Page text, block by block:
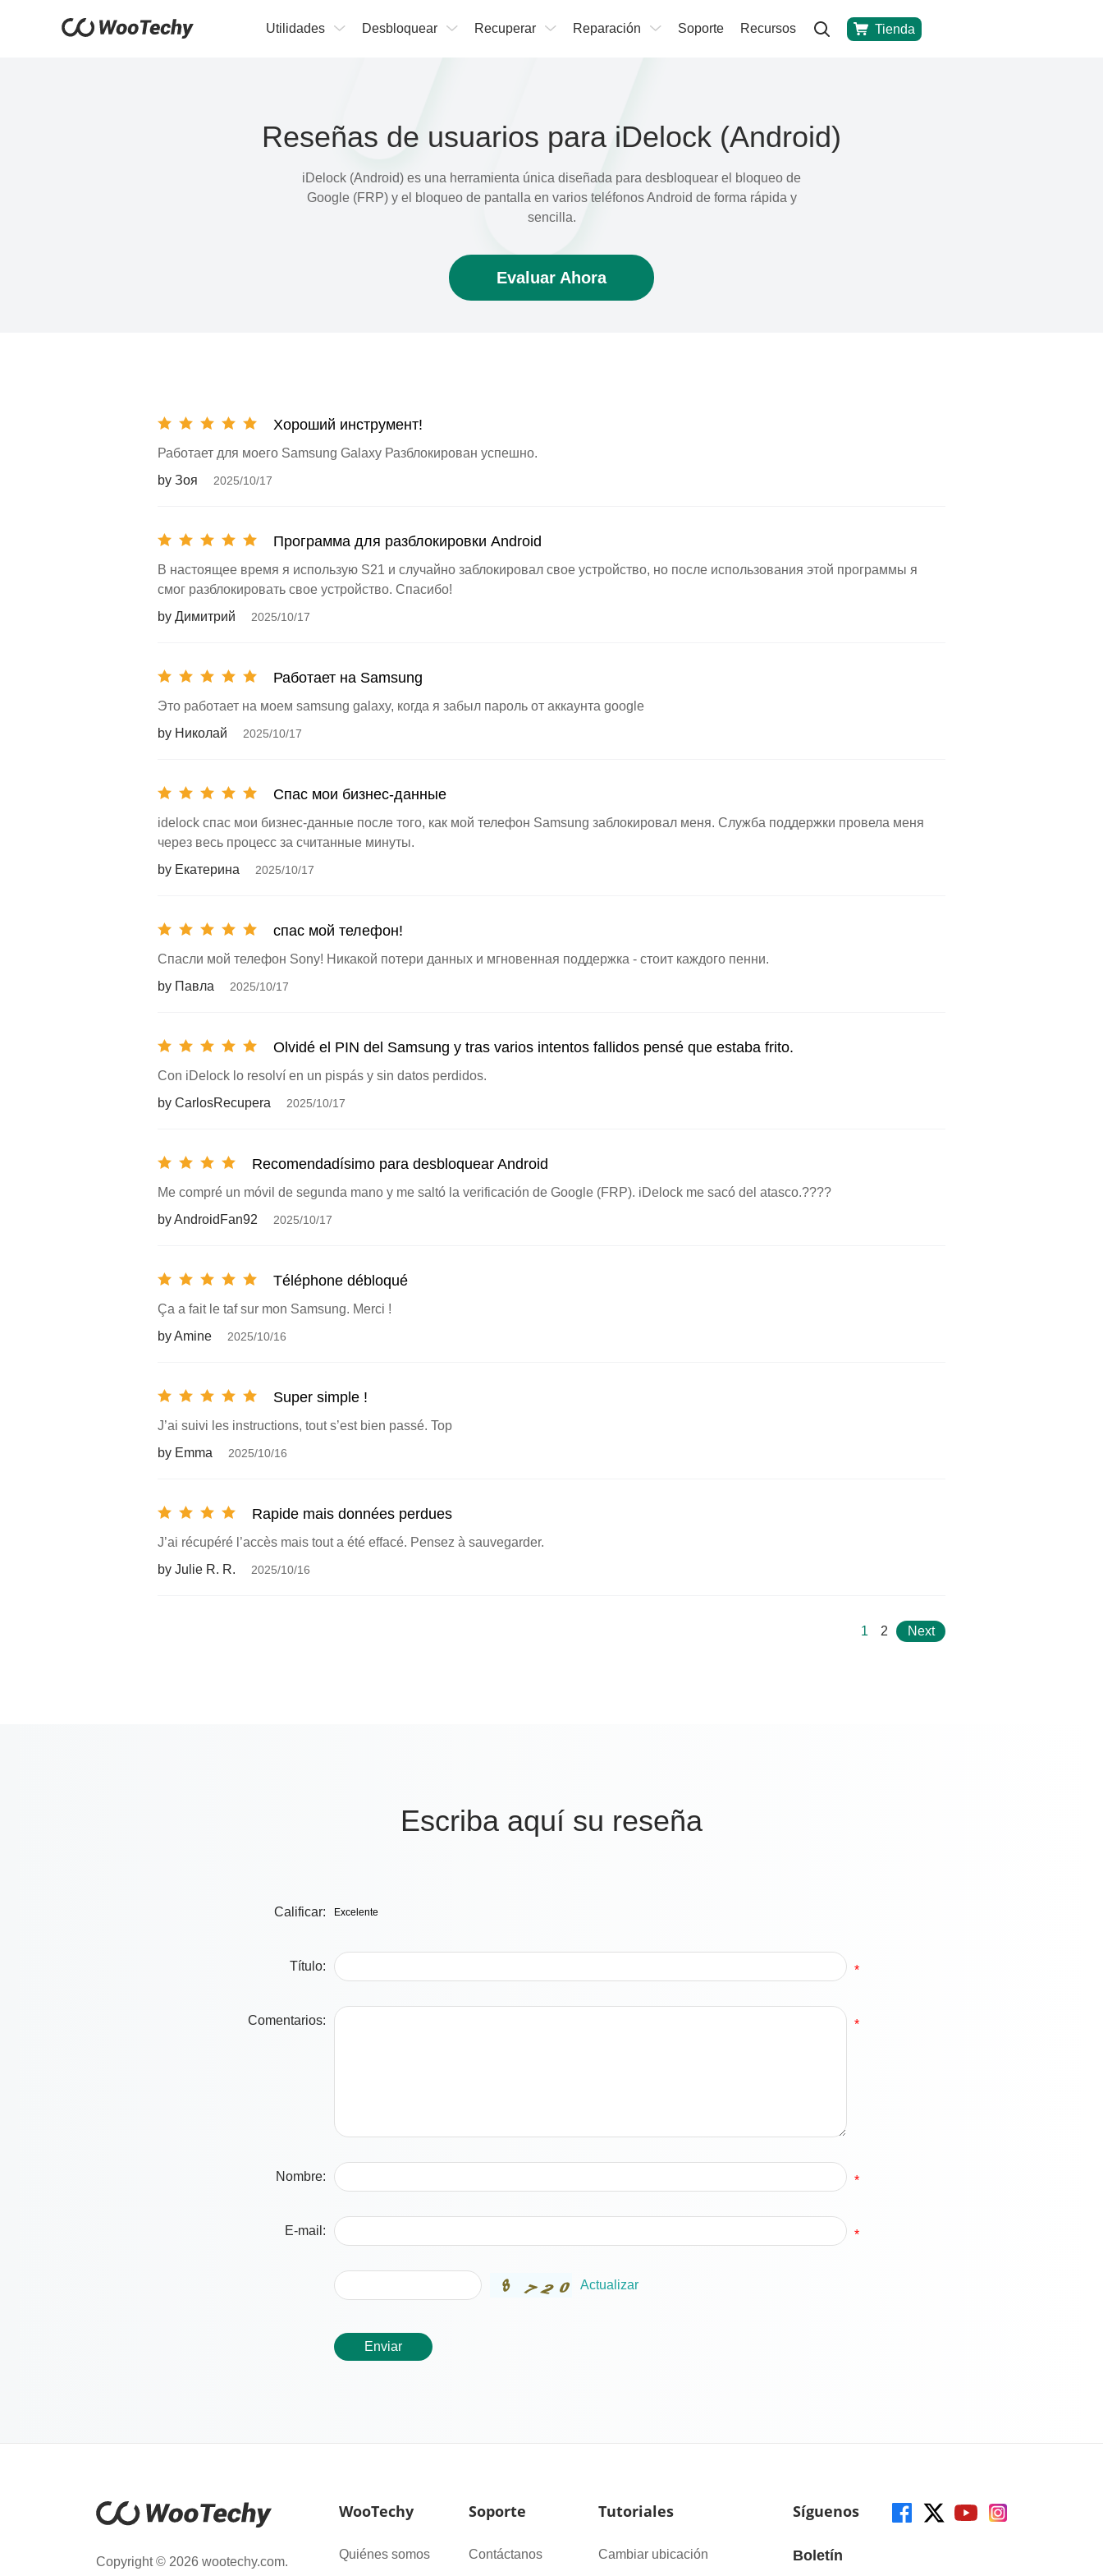
Utilidades Desbloquear Recuperar Reparación Soporte Recursos Tienda
Reseñas de usuarios para iDelock (Android)
iDelock (Android) es una herramienta única diseñada para desbloquear el bloqueo de
Google (FRP) y el bloqueo de pantalla en varios teléfonos Android de forma rápida y
sencilla.
Evaluar Ahora
Хороший инструмент!
Работает для моего Samsung Galaxy Разблокирован успешно.
by Зоя
2025/10/17
Программа для разблокировки Android
В настоящее время я использую S21 и случайно заблокировал свое устройство, но после использования этой программы я
смог разблокировать свое устройство. Спасибо!
by Димитрий
2025/10/17
Работает на Samsung
Это работает на моем samsung galaxy, когда я забыл пароль от аккаунта google
by Николай
2025/10/17
Спас мои бизнес-данные
idelock спас мои бизнес-данные после того, как мой телефон Samsung заблокировал меня. Служба поддержки провела меня
через весь процесс за считанные минуты.
by Екатерина
2025/10/17
спас мой телефон!
Спасли мой телефон Sony! Никакой потери данных и мгновенная поддержка - стоит каждого пенни.
by Павла
2025/10/17
Olvidé el PIN del Samsung y tras varios intentos fallidos pensé que estaba frito.
Con iDelock lo resolví en un pispás y sin datos perdidos.
by CarlosRecupera
2025/10/17
Recomendadísimo para desbloquear Android
Me compré un móvil de segunda mano y me saltó la verificación de Google (FRP). iDelock me sacó del atasco.????
by AndroidFan92
2025/10/17
Téléphone débloqué
Ça a fait le taf sur mon Samsung. Merci !
by Amine
2025/10/16
Super simple !
J’ai suivi les instructions, tout s’est bien passé. Top
by Emma
2025/10/16
Rapide mais données perdues
J’ai récupéré l’accès mais tout a été effacé. Pensez à sauvegarder.
by Julie R. R.
2025/10/16
1 2 Next
Escriba aquí su reseña
Calificar:
Título: *
Comentarios: *
Nombre: *
E-mail: *
Actualizar
Enviar
Copyright © 2026 wootechy.com.
WooTechy
Quiénes somos
Soporte
Contáctanos
Tutoriales
Cambiar ubicación
Síguenos
Boletín